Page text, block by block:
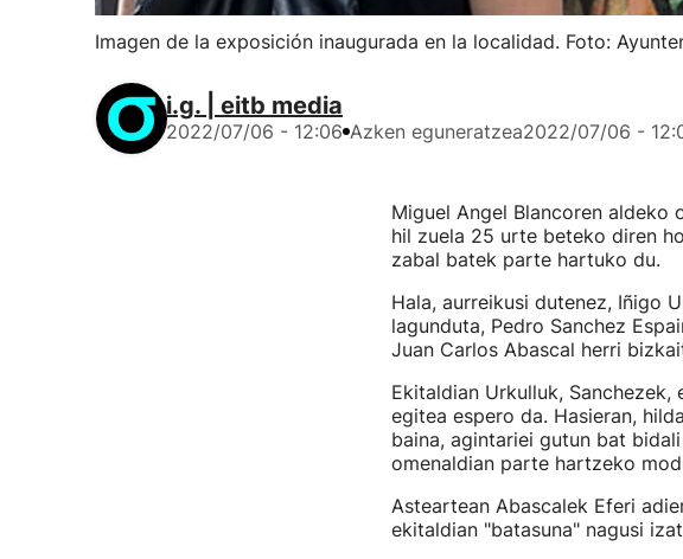
Imagen de la exposición inaugurada en la localidad. Foto:
i.g. | eitb media
2022/07/06 - 12:06 Azken eguneratzea2022/07/06 -
Miguel Angel Blancoren aldeko
hil zuela 25 urte beteko diren
zabal batek parte hartuko du.
Hala, aurreikusi dutenez, Iñigo
lagunduta, Pedro Sanchez
Juan Carlos Abascal herri
Ekitaldian Urkulluk,
egitea espero da. Hasieran,
baina, agintariei gutun bat
omenaldian parte hartzeko
Asteartean Abascalek Eferi
ekitaldian "batasuna" nagusi